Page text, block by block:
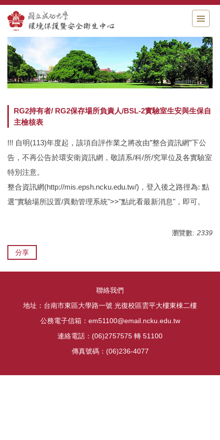
跳
到
主
要
內
容
區
RG2持有者/ RG2保存場所負責人/BSL-2實驗室生安與生保自
主檢核表
!!! 自明(113)年度起，該項自評作業之將改由”整合資訊網”下公
告，不再公告於環安衛資訊網，敬請系/科/所/究單位及各實驗室
特別注意。
整合資訊網(http://mis.epsh.ncku.edu.tw/)，登入後之路徑為: 點
選"實驗場所設置/異動管理系統">>"點此看最新消息"，即可。
瀏覽數: 2339
分享
聯絡我們
地址：台南市東區大學路一號 光復校區雲平大樓東棟二樓
公務電子信箱：em51100@email.ncku.edu.tw
連絡電話：(06)2757575 轉 51100
傳真號碼：(06)236-4077